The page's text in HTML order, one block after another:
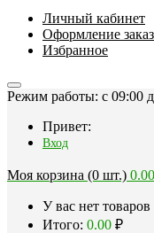
Личный кабинет
Оформление
Избранное
Режим работы: c 09:00
Привет:
Вход
Моя корзина (0 шт.) 0.00
У вас нет товаров
Итого: 0.00 ₽